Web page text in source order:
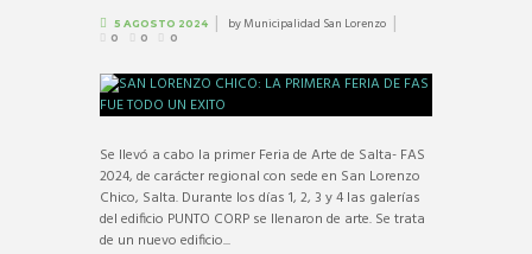
5 AGOSTO 2024 byMunicipalidad San Lorenzo
0 0 0
Se llevó a cabo la primer Feria de Arte de Salta- FAS
2024, de carácter regional con sede en San Lorenzo
Chico, Salta. Durante los días 1, 2, 3 y 4 las galerías
del edificio PUNTO CORP se llenaron de arte. Se trata
de un nuevo edificio...